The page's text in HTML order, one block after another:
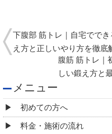
下腹部 筋トレ｜自宅でで
え方と正しいやり方を徹底
腹筋 筋トレ｜
しい鍛え方と
メニュー
初めての方へ
料金・施術の流れ